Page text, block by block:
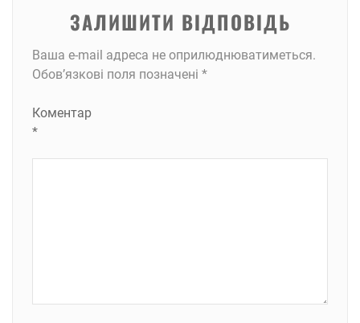
ЗАЛИШИТИ ВІДПОВІДЬ
Ваша e-mail адреса не оприлюднюватиметься.
Обов’язкові поля позначені *
Коментар
*